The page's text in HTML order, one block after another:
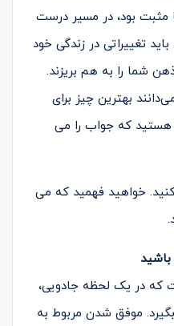
مثبت بود، در مسیر درست
تغییراتی در زندگی خود
ذهن شما را به هم بریزند.
بهترین چیز برای
که جواب را می­‌
خواهید فهمید که می­‌
که در یک لحظه جادویی،
موفق شدن مربوط به